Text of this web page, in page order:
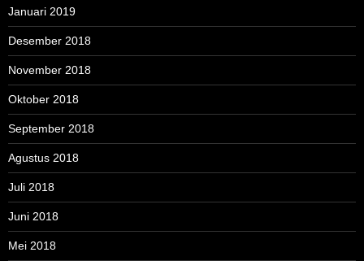
Januari 2019
Desember 2018
November 2018
Oktober 2018
September 2018
Agustus 2018
Juli 2018
Juni 2018
Mei 2018